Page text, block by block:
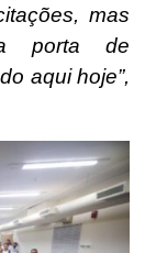
mas
porta de
aqui hoje”,